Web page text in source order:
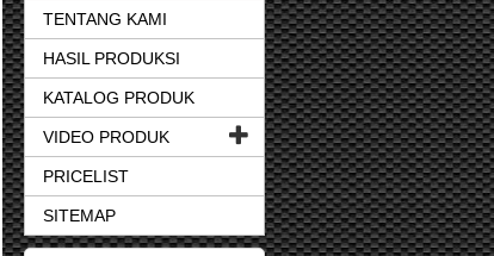
TENTANG KAMI
HASIL PRODUKSI
KATALOG PRODUK
VIDEO PRODUK
PRICELIST
SITEMAP